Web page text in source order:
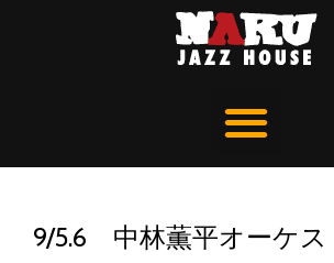
9/5.6 中林薫平オーケス